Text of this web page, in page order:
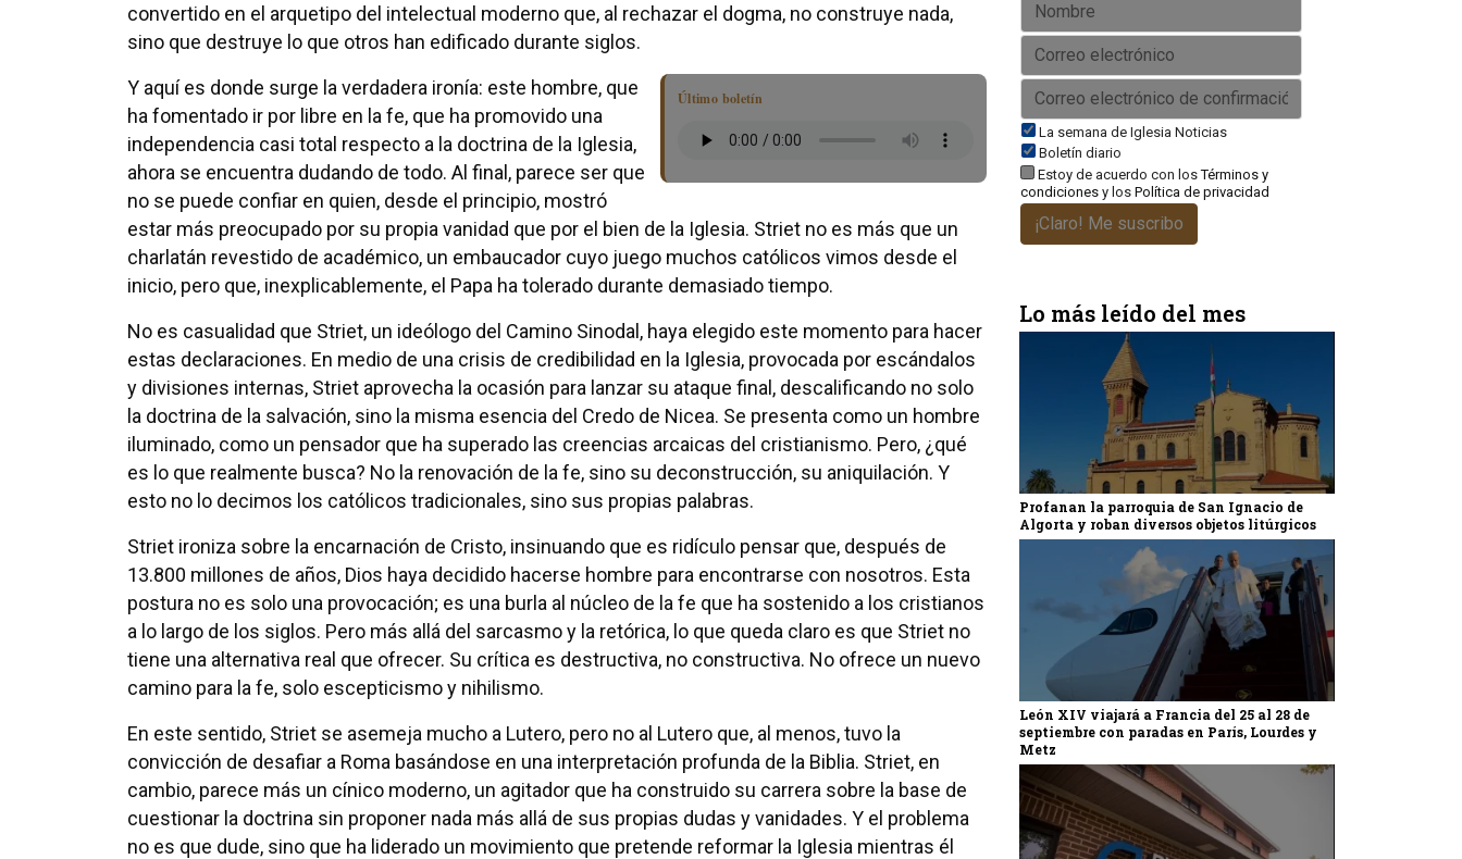
convertido en el arquetipo del intelectual moderno que, al rechazar el dogma, no construye nada,
sino que destruye lo que otros han edificado durante siglos.
Último boletín
Y aquí es donde surge la verdadera ironía: este hombre, que
ha fomentado ir por libre en la fe, que ha promovido una
independencia casi total respecto a la doctrina de la Iglesia,
ahora se encuentra dudando de todo. Al final, parece ser que
no se puede confiar en quien, desde el principio, mostró
estar más preocupado por su propia vanidad que por el bien de la Iglesia. Striet no es más que un
charlatán revestido de académico, un embaucador cuyo juego muchos católicos vimos desde el
inicio, pero que, inexplicablemente, el Papa ha tolerado durante demasiado tiempo.
No es casualidad que Striet, un ideólogo del Camino Sinodal, haya elegido este momento para hacer
estas declaraciones. En medio de una crisis de credibilidad en la Iglesia, provocada por escándalos
y divisiones internas, Striet aprovecha la ocasión para lanzar su ataque final, descalificando no solo
la doctrina de la salvación, sino la misma esencia del Credo de Nicea. Se presenta como un hombre
iluminado, como un pensador que ha superado las creencias arcaicas del cristianismo. Pero, ¿qué
es lo que realmente busca? No la renovación de la fe, sino su deconstrucción, su aniquilación. Y
esto no lo decimos los católicos tradicionales, sino sus propias palabras.
Striet ironiza sobre la encarnación de Cristo, insinuando que es ridículo pensar que, después de
13.800 millones de años, Dios haya decidido hacerse hombre para encontrarse con nosotros. Esta
postura no es solo una provocación; es una burla al núcleo de la fe que ha sostenido a los cristianos
a lo largo de los siglos. Pero más allá del sarcasmo y la retórica, lo que queda claro es que Striet no
tiene una alternativa real que ofrecer. Su crítica es destructiva, no constructiva. No ofrece un nuevo
camino para la fe, solo escepticismo y nihilismo.
En este sentido, Striet se asemeja mucho a Lutero, pero no al Lutero que, al menos, tuvo la
convicción de desafiar a Roma basándose en una interpretación profunda de la Biblia. Striet, en
cambio, parece más un cínico moderno, un agitador que ha construido su carrera sobre la base de
cuestionar la doctrina sin proponer nada más allá de sus propias dudas y vanidades. Y el problema
no es que dude, sino que ha liderado un movimiento que pretende reformar la Iglesia mientras él
La semana de Iglesia Noticias
Boletín diario
Estoy de acuerdo con losTérminos y
condiciones y los Política de privacidad
¡Claro! Me suscribo
Lo más leído del mes
Profanan la parroquia de San Ignacio de
Algorta y roban diversos objetos litúrgicos
León XIV viajará a Francia del 25 al 28 de
septiembre con paradas en París, Lourdes y
Metz